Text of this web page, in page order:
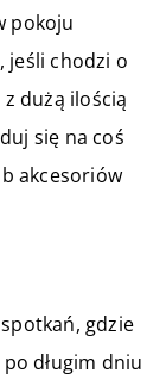
pokoju
jeśli chodzi o
dużą ilością
się na coś
akcesoriów
gdzie
długim dniu